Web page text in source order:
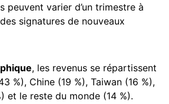
peuvent varier d’un trimestre à
signatures de nouveaux
, les revenus se répartissent
%), Chine (19 %), Taiwan (16 %),
et le reste du monde (14 %).